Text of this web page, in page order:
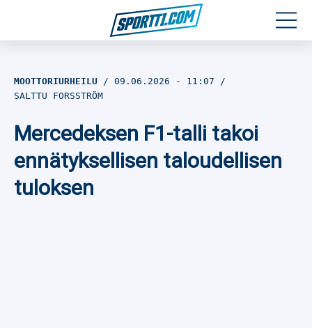
Jalkapallo
Yleisurheilu
MOOTTORIURHEILU 09.06.2026 - 11:07
SALTTU FORSSTRÖM
Mercedeksen F1-talli takoi
ennätyksellisen taloudellisen
tuloksen